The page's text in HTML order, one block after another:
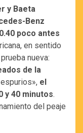
y Baeta
Benz
poco antes
en sentido
nueva:
de la
el
y 40 minutos.
del peaje